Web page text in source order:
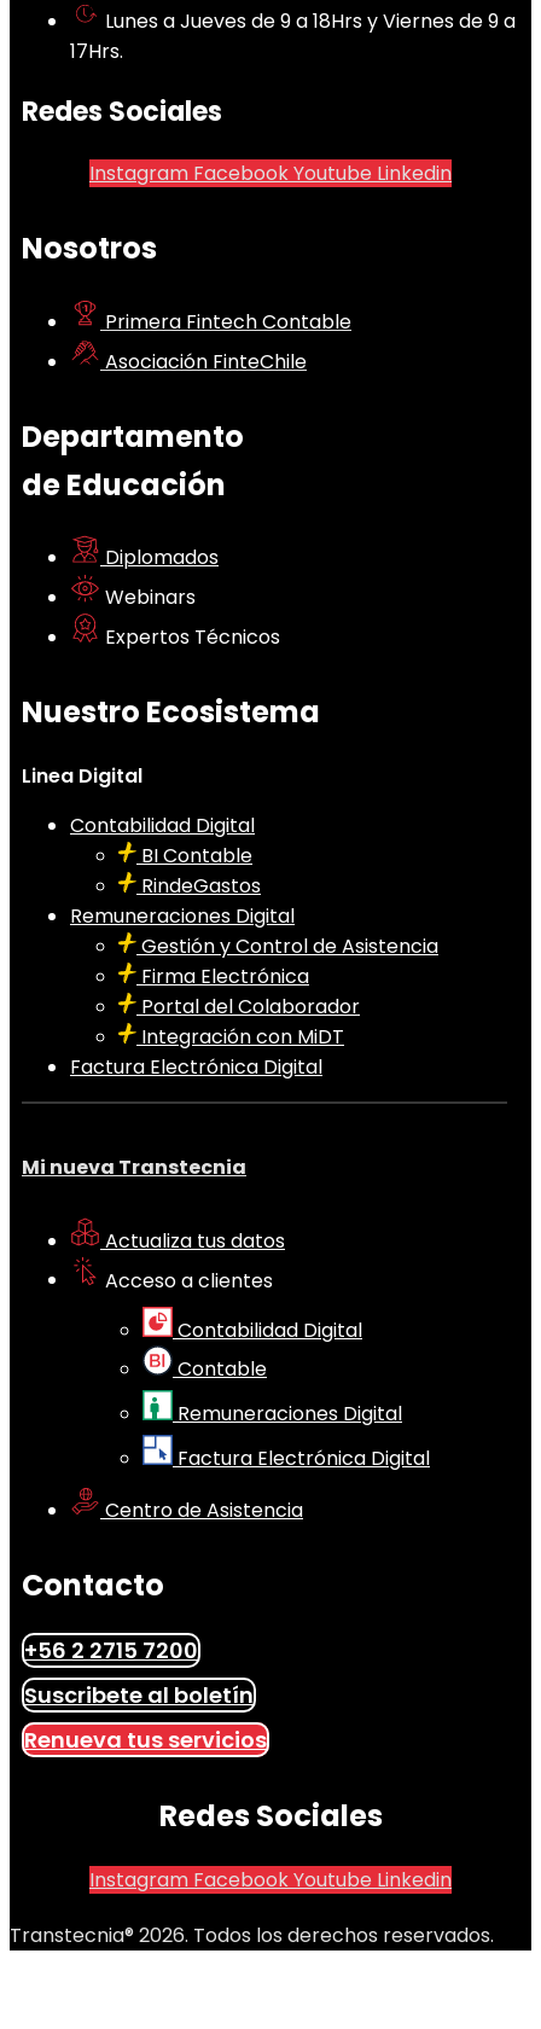
Lunes a Jueves de 9 a 18Hrs y Viernes de 9 a
17Hrs.
Redes Sociales
Instagram FacebookYoutube Linkedin
Nosotros
Primera Fintech Contable
Asociación FinteChile
Departamento
de Educación
Diplomados
Webinars
Expertos Técnicos
Nuestro Ecosistema
Linea Digital
Contabilidad Digital
BI Contable
RindeGastos
Remuneraciones Digital
Gestión y Control de Asistencia
Firma Electrónica
Portal del Colaborador
Integración con MiDT
Factura Electrónica Digital
Mi nueva Transtecnia
Actualiza tus datos
Acceso a clientes
Contabilidad Digital
Contable
Remuneraciones Digital
Factura Electrónica Digital
Centro de Asistencia
Contacto
+56 2 2715 7200
Suscribete al boletín
Renueva tus servicios
Redes Sociales
Instagram FacebookYoutube Linkedin
Transtecnia® 2026. Todos los derechos reservados.